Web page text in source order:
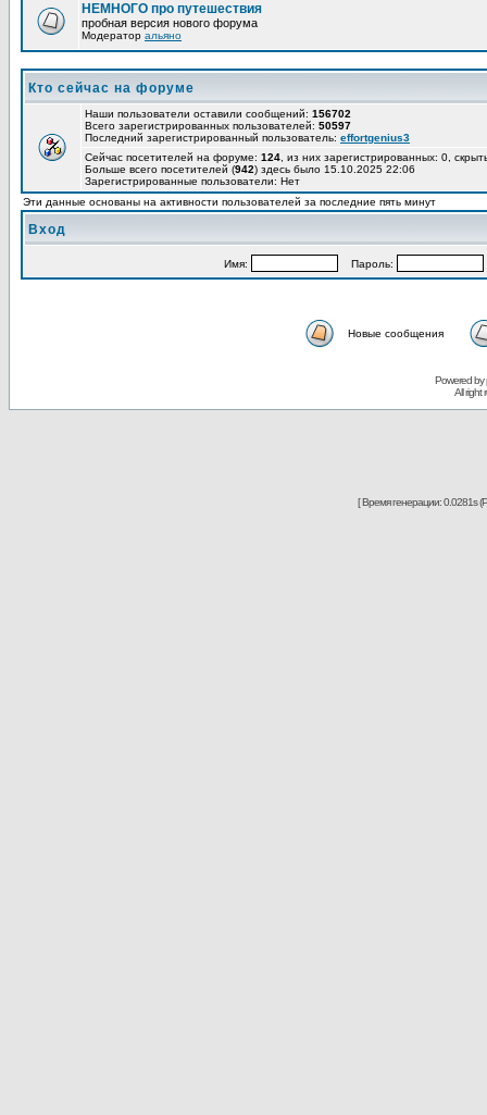
НЕМНОГО про путешествия
пробная версия нового форума
Модератор альяно
Кто сейчас на форуме
Наши пользователи оставили сообщений: 156702
Всего зарегистрированных пользователей: 50597
Последний зарегистрированный пользователь: effortgenius3
Сейчас посетителей на форуме: 124 , из них зарегистрированных: 0,
Больше всего посетителей (942) здесь было 15.10.2025 22:06
Зарегистрированные пользователи: Нет
Эти данные основаны на активности пользователей за последние пять минут
Вход
Имя: Пароль:
Новые сообщения
Powered
All right
[ Время генерации: 0.0281s